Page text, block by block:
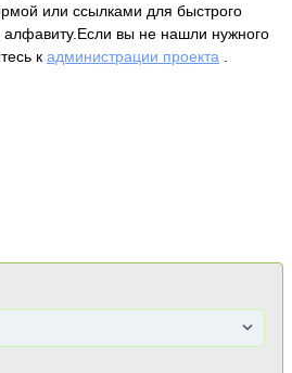
или ссылками для быстрого
алфавиту.Если вы не нашли нужного
к администрации проекта